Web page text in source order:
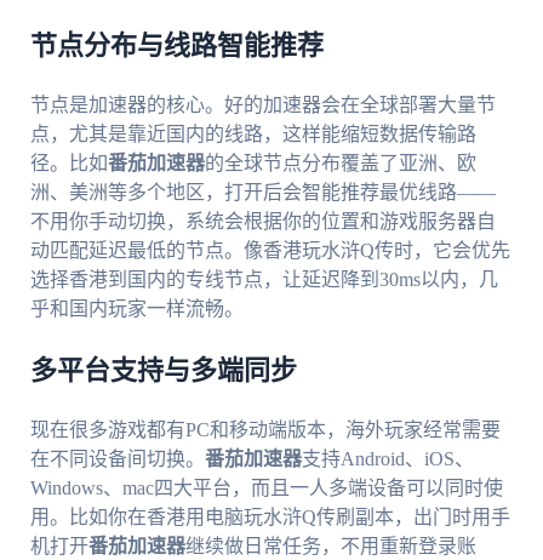
节点分布与线路智能推荐
节点是加速器的核心。好的加速器会在全球部署大量节
点，尤其是靠近国内的线路，这样能缩短数据传输路
径。比如番茄加速器的全球节点分布覆盖了亚洲、欧
洲、美洲等多个地区，打开后会智能推荐最优线路——
不用你手动切换，系统会根据你的位置和游戏服务器自
动匹配延迟最低的节点。像香港玩水浒Q传时，它会优先
选择香港到国内的专线节点，让延迟降到30ms以内，几
乎和国内玩家一样流畅。
多平台支持与多端同步
现在很多游戏都有PC和移动端版本，海外玩家经常需要
在不同设备间切换。 番茄加速器支持Android、iOS、
Windows、mac四大平台，而且一人多端设备可以同时使
用。比如你在香港用电脑玩水浒Q传刷副本，出门时用手
机打开番茄加速器继续做日常任务，不用重新登录账